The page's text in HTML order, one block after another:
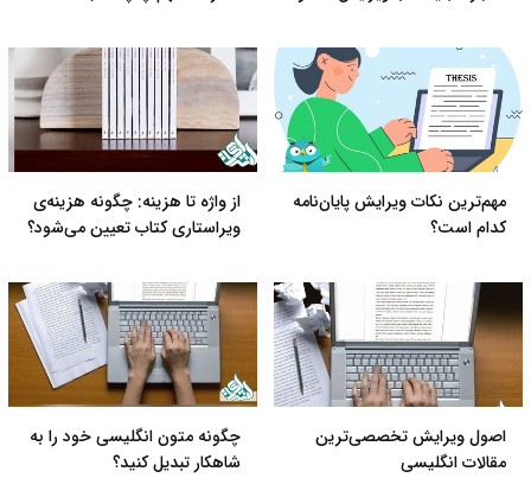
مهم‌ترین نکات ویرایش پایان‌‌نامه
کدام است؟
از واژه تا هزینه: چگونه هزینه‌ی
ویراستاری کتاب تعیین می‌شود؟
اصول ویرایش تخصصی‌ترین
مقالات انگلیسی
چگونه متون انگلیسی خود را به
شاهکار تبدیل کنید؟